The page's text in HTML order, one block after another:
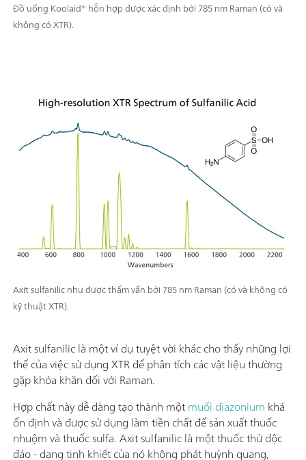
Đồ uống Koolaid® hỗn hợp được xác định bởi 785 nm Raman (có và
không có XTR).
Axit sulfanilic như được thẩm vấn bởi 785 nm Raman (có và không có
kỹ thuật XTR).
Axit sulfanilic là một ví dụ tuyệt vời khác cho thấy những lợi
thế của việc sử dụng XTR để phân tích các vật liệu thường
gặp khóa khăn đối với Raman.
Hợp chất này dễ dàng tạo thành mộtmuối diazonium khá
ổn định và được sử dụng làm tiền chất để sản xuất thuốc
nhuộm và thuốc sulfa. Axit sulfanilic là một thuốc thử độc
đáo - dạng tinh khiết của nó không phát huỳnh quang,